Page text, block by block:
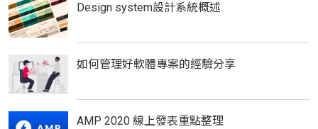
Design system設計系統概述
如何管理好軟體專案的經驗分享
AMP 2020 線上發表重點整理